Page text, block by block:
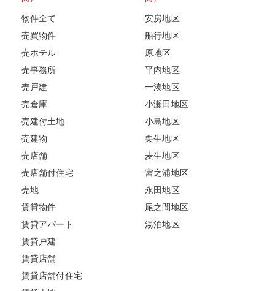
物件全て
売買物件
売ホテル
売事務所
売戸建
売倉庫
売建付土地
売建物
売店舗
売店舗付住宅
売地
賃貸物件
賃貸アパート
賃貸戸建
賃貸店舗
賃貸店舗付住宅
安房地区
船行地区
原地区
平内地区
一湊地区
小瀬田地区
小島地区
栗生地区
麦生地区
宮之浦地区
永田地区
尾之間地区
湯泊地区